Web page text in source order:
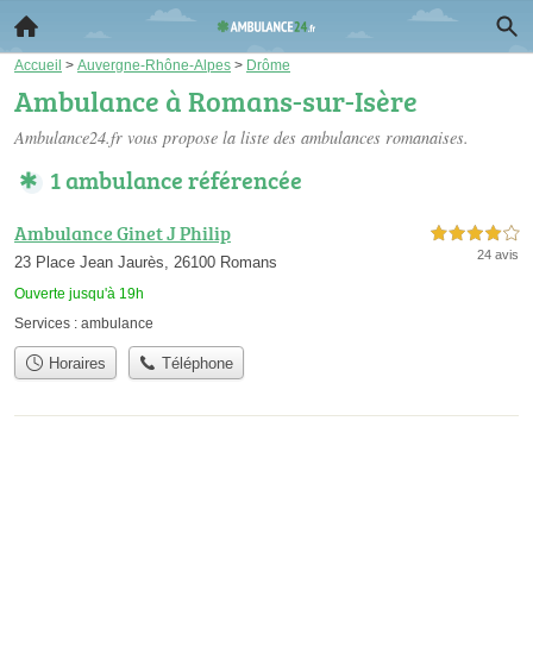
Accueil > Auvergne-Rhône-Alpes > Drôme
Ambulance à Romans-sur-Isère
Ambulance24.fr vous propose la liste des ambulances romanaises.
1 ambulance référencée
Ambulance Ginet J Philip
23 Place Jean Jaurès, 26100 Romans
Ouverte jusqu'à 19h
4,0 étoiles sur 5
24 avis
Services : ambulance
Horaires Téléphone